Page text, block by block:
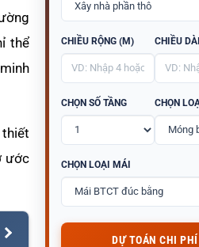
thể
ước
CHIỀU RỘNG (M) CHIỀU
CHỌN SỐ TẦNG CHỌN
CHỌN LOẠI MÁI
DỰ TOÁN CHI PHÍ